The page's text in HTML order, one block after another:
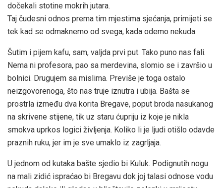
dočekali stotine mokrih jutara.
Taj čudesni odnos prema tim mjestima sjećanja, primijeti se
tek kad se odmaknemo od svega, kada odemo nekuda.
Šutim i pijem kafu, sam, valjda prvi put. Tako puno nas fali.
Nema ni profesora, pao sa merdevina, slomio se i završio u
bolnici. Drugujem sa mislima. Previše je toga ostalo
neizgovorenoga, što nas truje iznutra i ubija. Bašta se
prostrla između dva korita Bregave, poput broda nasukanog
na skrivene stijene, tik uz staru ćupriju iz koje je nikla
smokva uprkos logici življenja. Koliko li je ljudi otišlo odavde
praznih ruku, jer im je sve umaklo iz zagrljaja.
U jednom od kutaka bašte sjedio bi Kuluk. Podignutih nogu
na mali zidić ispraćao bi Bregavu dok joj talasi odnose vodu